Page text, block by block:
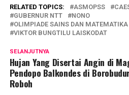
RELATED TOPICS: ASMOPSS
GUBERNUR NTT
NONO
OLIMPIADE SAINS DAN
VIKTOR BUNGTILU LAISKODAT
SELANJUTNYA
Hujan Yang Disertai Angin di
Pendopo Balkondes di
Roboh